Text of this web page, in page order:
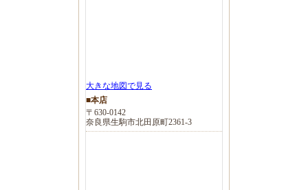
大きな地図で見る
■本店
〒630-0142
奈良県生駒市北田原町2361-3